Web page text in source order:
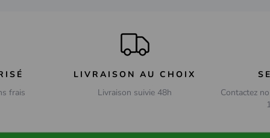
frais
LIVRAISON AU CHOIX
Livraison suivie 48h
Contactez